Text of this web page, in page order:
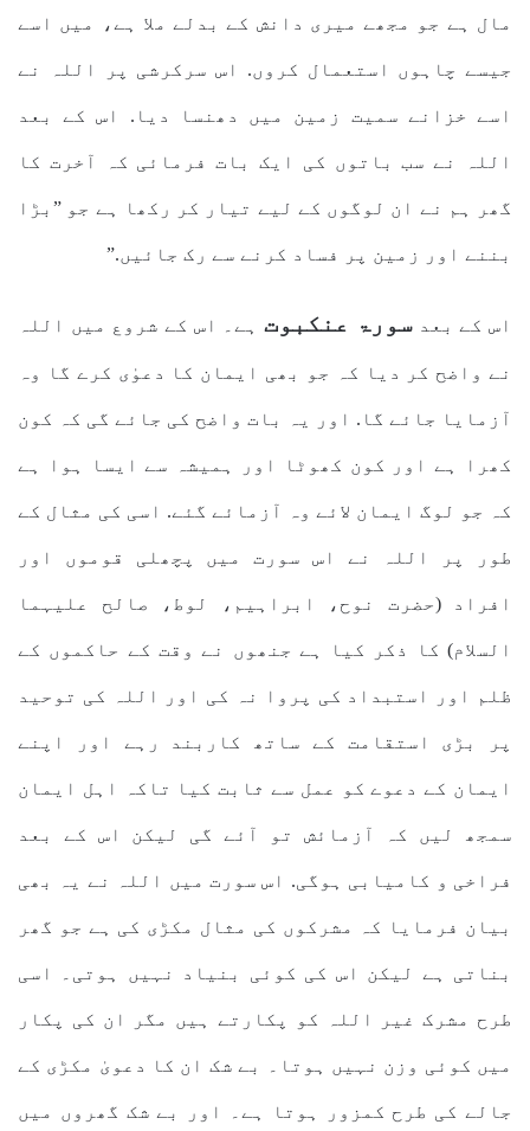
مال ہے جو مجھے میری دانش کے بدلے ملا ہے، میں اسے
جیسے چاہوں استعمال کروں. اس سرکرشی پر اللہ نے
اسے خزانے سمیت زمین میں دھنسا دیا. اس کے بعد
اللہ نے سب باتوں کی ایک بات فرمائی کہ آخرت کا
گھر ہم نے ان لوگوں کے لیے تیار کر رکھا ہے جو ”بڑا
بننے اور زمین پر فساد کرنے سے رک جائیں.”
اس کے بعدسورۃ عنکبوتہے۔ اس کے شروع میں اللہ
نے واضح کر دیا کہ جو بھی ایمان کا دعوٰی کرے گا وہ
آزمایا جائے گا. اور یہ بات واضح کی جائے گی کہ کون
کھرا ہے اور کون کھوٹا اور ہمیشہ سے ایسا ہوا ہے
کہ جو لوگ ایمان لائے وہ آزمائے گئے. اسی کی مثال کے
طور پر اللہ نے اس سورت میں پچھلی قوموں اور
افراد (حضرت نوح، ابراہیم، لوط، صالح علیہما
السلام) کا ذکر کیا ہے جنھوں نے وقت کے حاکموں کے
ظلم اور استبداد کی پروا نہ کی اور اللہ کی توحید
پر بڑی استقامت کے ساتھ کاربند رہے اور اپنے
ایمان کے دعوے کو عمل سے ثابت کیا تاکہ اہل ایمان
سمجھ لیں کہ آزمائش تو آئے گی لیکن اس کے بعد
فراخی و کامیابی ہوگی. اس سورت میں اللہ نے یہ بھی
بیان فرمایا کہ مشرکوں کی مثال مکڑی کی ہے جو گھر
بناتی ہے لیکن اس کی کوئی بنیاد نہیں ہوتی۔ اسی
طرح مشرک غیر اللہ کو پکارتے ہیں مگر ان کی پکار
میں کوئی وزن نہیں ہوتا۔ بے شک ان کا دعویٰ مکڑی کے
جالے کی طرح کمزور ہوتا ہے۔ اور بے شک گھروں میں